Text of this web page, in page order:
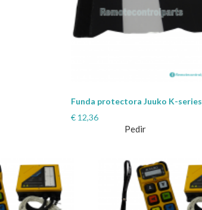
Funda protectora Juuko K-series
€ 12,36
Pedir